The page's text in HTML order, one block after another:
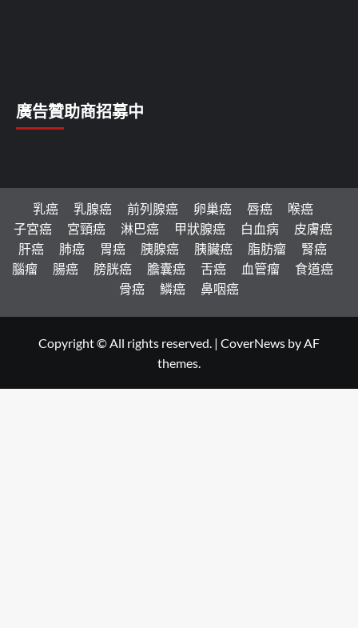
廣告贊助商招募中
乳癌 乳腺癌 前列腺癌 卵巢癌 唇癌
喉癌
子宮癌
宮頸癌 淋巴癌 甲狀腺癌 白血病
皮膚癌
肝癌
肺癌 胃癌 胰腺癌 胰臟癌 脂肪瘤
腎癌
腦瘤
腸癌 膀胱癌 膽囊癌 舌癌 血管瘤
食道癌
骨癌
鱗癌 鼻咽癌
Copyright © All rights reserved. | CoverNews by AF
themes.